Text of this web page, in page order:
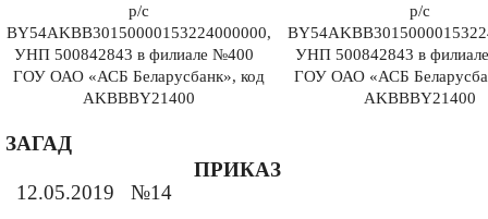
р/с
BY54AKBB30150000153224000000,
УНП 500842843 в филиале №400
ГОУ ОАО «АСБ Беларусбанк», код
AKBBBY21400
р/с
BY54AKBB
УНП 500842843 в
ГОУ ОАО «АСБ
AKBBBY21400
ЗАГАД
ПРИКАЗ
12.05.2019
№14